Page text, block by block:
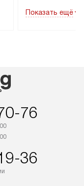
коммуникациям.
от типа
доступным на
Показать ещё
76
36